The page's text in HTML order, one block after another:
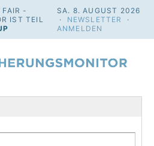
FAIR -
IST TEIL
SA. 8. AUGUST 2026
· NEWSLETTER
·
ANMELDEN